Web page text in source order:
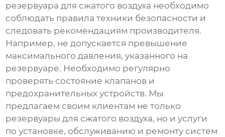
резервуара для сжатого воздуха необходимо
соблюдать правила техники безопасности и
следовать рекомендациям производителя.
Например, не допускается превышение
максимального давления, указанного на
резервуаре. Необходимо регулярно
проверять состояние клапанов и
предохранительных устройств. Мы
предлагаем своим клиентам не только
резервуары для сжатого воздуха, но и услуги
по установке, обслуживанию и ремонту систем